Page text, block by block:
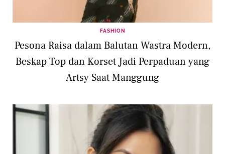
FASHION
Pesona Raisa dalam Balutan Wastra Modern,
Beskap Top dan Korset Jadi Perpaduan yang
Artsy Saat Manggung